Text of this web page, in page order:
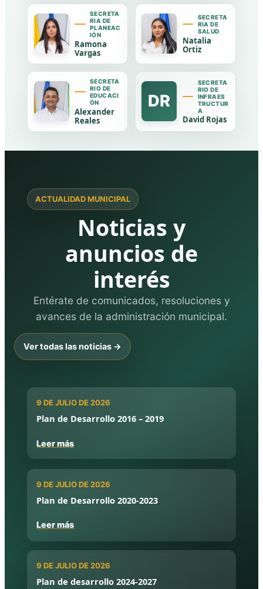
SECRETA
RIA DE
PLANEAC
IÓN
Ramona
Vargas
SECRETA
RIA DE
SALUD
Natalia
Ortiz
SECRETA
RIO DE
EDUCACI
ÓN
Alexander
Reales
DR
SECRETA
RIO DE
INFRAES
TRUCTUR
A
David Rojas
ACTUALIDAD MUNICIPAL
Noticias y
anuncios de
interés
Entérate de comunicados, resoluciones y
avances de la administración municipal.
Ver todas las noticias →
9 DE JULIO DE 2026
Plan de Desarrollo 2016 – 2019
Leer más
9 DE JULIO DE 2026
Plan de Desarrollo 2020-2023
Leer más
9 DE JULIO DE 2026
Plan de desarrollo 2024-2027